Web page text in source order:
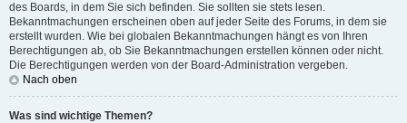
des Boards, in dem Sie sich befinden. Sie sollten sie stets lesen.
Bekanntmachungen erscheinen oben auf jeder Seite des Forums, in dem sie
erstellt wurden. Wie bei globalen Bekanntmachungen hängt es von Ihren
Berechtigungen ab, ob Sie Bekanntmachungen erstellen können oder nicht.
Die Berechtigungen werden von der Board-Administration vergeben.
Nach oben
Was sind wichtige Themen?